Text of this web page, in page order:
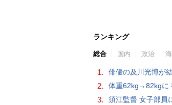
ランキング
総合 国内 政治
1. 俳優の及川光博が
2. 体重62kg→82kgに
3. 須江監督 女子部員